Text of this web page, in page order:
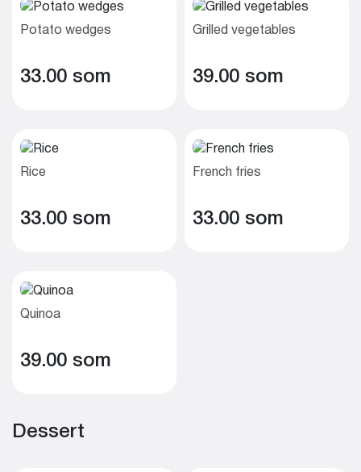
Potato wedges
33.00 som
Grilled vegetables
39.00 som
Rice
33.00 som
French fries
33.00 som
Quinoa
39.00 som
Dessert